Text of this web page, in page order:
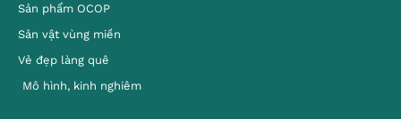
Sản phẩm OCOP
Sản vật vùng miền
Vẻ đẹp làng quê
Mô hình, kinh nghiêm